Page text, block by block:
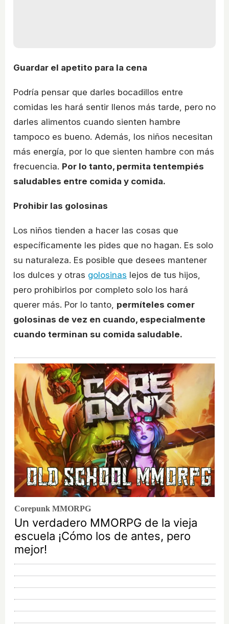
Guardar el apetito para la cena
Podría pensar que darles bocadillos entre
comidas les hará sentir llenos más tarde, pero no
darles alimentos cuando sienten hambre
tampoco es bueno. Además, los niños necesitan
más energía, por lo que sienten hambre con más
frecuencia. Por lo tanto, permita tentempiés
saludables entre comida y comida.
Prohibir las golosinas
Los niños tienden a hacer las cosas que
específicamente les pides que no hagan. Es solo
su naturaleza. Es posible que desees mantener
los dulces y otras golosinas lejos de tus hijos,
pero prohibirlos por completo solo los hará
querer más. Por lo tanto, permíteles comer
golosinas de vez en cuando, especialmente
cuando terminan su comida saludable.
Corepunk MMORPG
Un verdadero MMORPG de la vieja
escuela ¡Cómo los de antes, pero
mejor!